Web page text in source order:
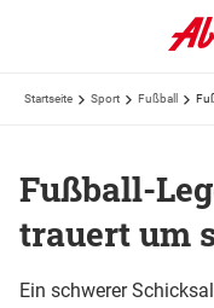
Startseite Sport Fußball
Fußball-
trauert um
Ein schwerer